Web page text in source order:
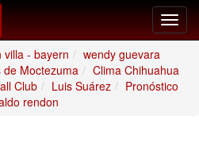
villa - bayern
wendy guevara
de Moctezuma
Clima Chihuahua
Club
Luis Suárez
Pronóstico
rendon